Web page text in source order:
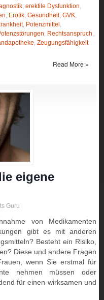
erektile Dysfunktion
Erotik Gesundheit, GVK
, Potenzmittel
Rechtsanspruch
Zeugungsfähigkeit
Read More »
eigene
Guru
von Medikamenten
gibt es mit anderen
Besteht ein Risiko,
Diese und andere Fragen
wenn Sie erstmal für
nehmen müssen oder
für einen wirksamen und